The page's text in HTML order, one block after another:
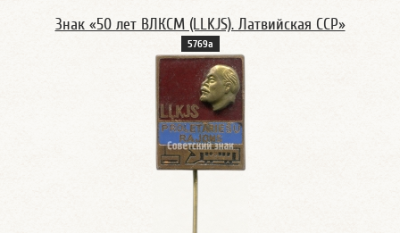
Знак «50 лет ВЛКСМ (LLKJS). Латвийская ССР»
5769a